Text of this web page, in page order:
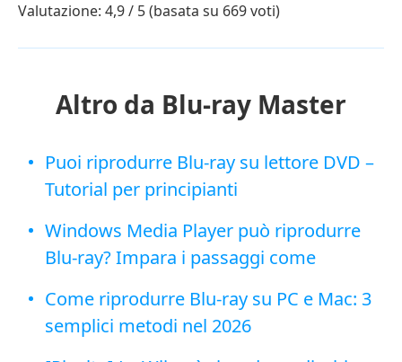
Valutazione: 4,9 / 5 (basata su 669 voti)
Altro da Blu-ray Master
Puoi riprodurre Blu-ray su lettore DVD –
Tutorial per principianti
Windows Media Player può riprodurre
Blu-ray? Impara i passaggi come
Come riprodurre Blu-ray su PC e Mac: 3
semplici metodi nel 2026